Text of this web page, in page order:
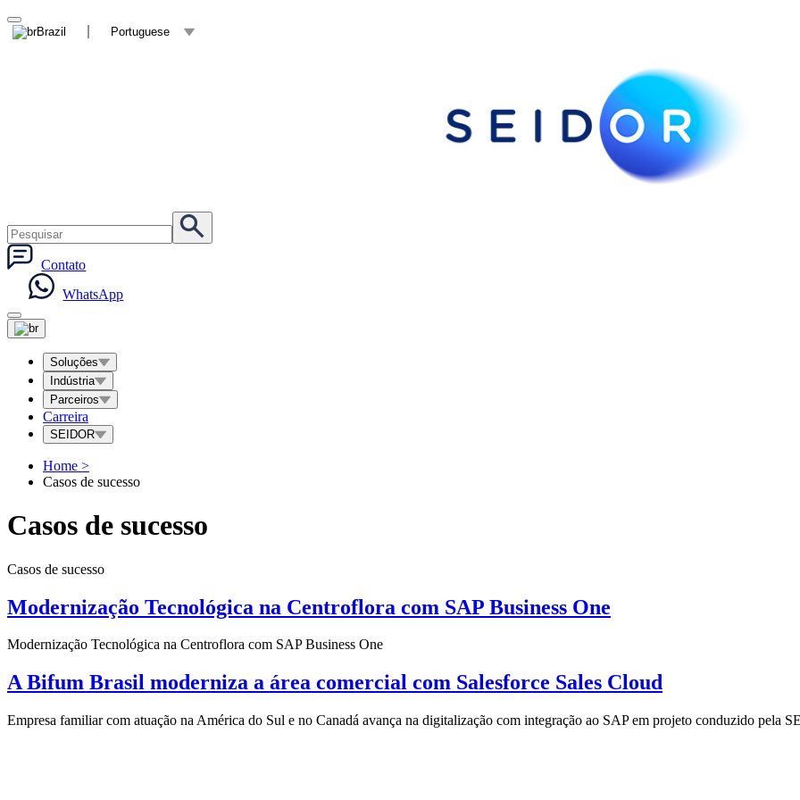
Brazil Portuguese
Contato
WhatsApp
Soluções
Indústria
Parceiros
Carreira
SEIDOR
Home >
Casos de sucesso
Casos de sucesso
Casos de sucesso
Modernização Tecnológica na Centroflora com SAP Business One
Modernização Tecnológica na Centroflora com SAP Business One
A Bifum Brasil moderniza a área comercial com Salesforce Sales Cloud
Empresa familiar com atuação na América do Sul e no Canadá avança na digitalização com integração ao SAP em projeto conduzido pela